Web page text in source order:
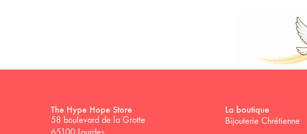
The Hype Hope Store
58 boulevard de la Grotte
La boutique
Bijouterie Chrétienne